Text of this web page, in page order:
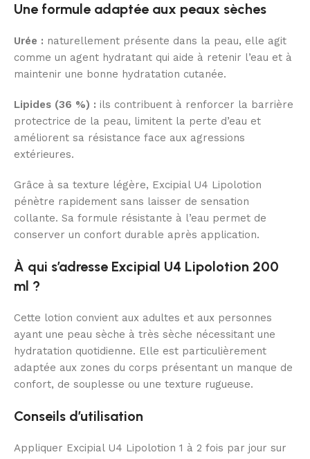
Une formule adaptée aux peaux sèches
Urée : naturellement présente dans la peau, elle agit
comme un agent hydratant qui aide à retenir l’eau et à
maintenir une bonne hydratation cutanée.
Lipides (36 %) : ils contribuent à renforcer la barrière
protectrice de la peau, limitent la perte d’eau et
améliorent sa résistance face aux agressions
extérieures.
Grâce à sa texture légère, Excipial U4 Lipolotion
pénètre rapidement sans laisser de sensation
collante. Sa formule résistante à l’eau permet de
conserver un confort durable après application.
À qui s’adresse Excipial U4 Lipolotion 200
ml ?
Cette lotion convient aux adultes et aux personnes
ayant une peau sèche à très sèche nécessitant une
hydratation quotidienne. Elle est particulièrement
adaptée aux zones du corps présentant un manque de
confort, de souplesse ou une texture rugueuse.
Conseils d’utilisation
Appliquer Excipial U4 Lipolotion 1 à 2 fois par jour sur